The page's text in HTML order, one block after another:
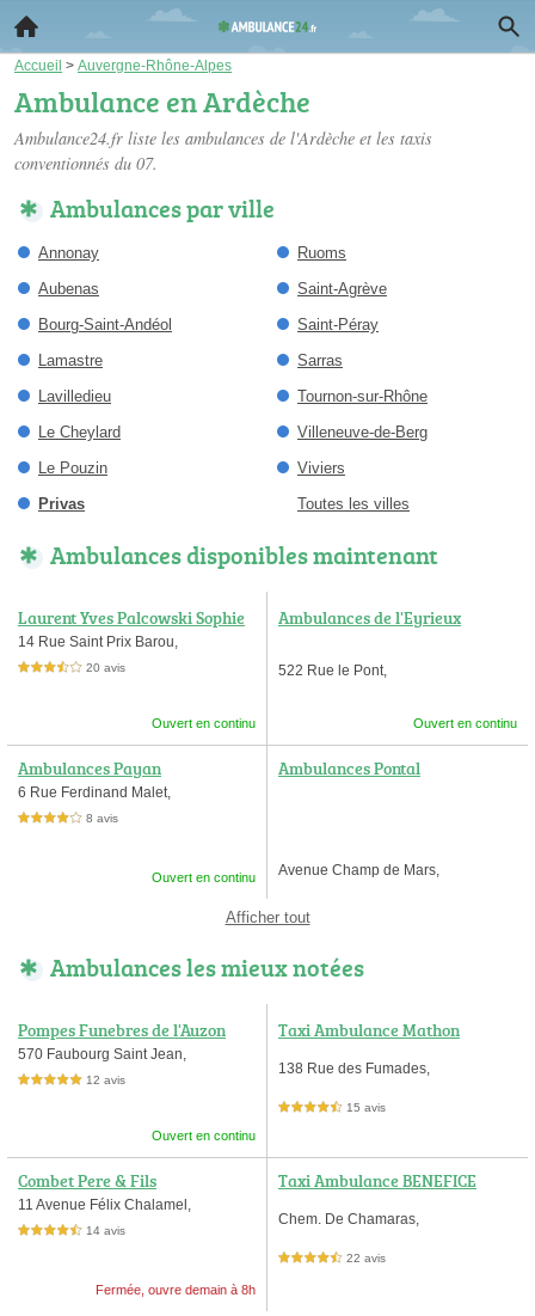
Accueil > Auvergne-Rhône-Alpes
Ambulance en Ardèche
Ambulance24.fr liste les ambulances de l'Ardèche et les taxis
conventionnés du 07.
Ambulances par ville
Annonay
Aubenas
Bourg-Saint-Andéol
Lamastre
Lavilledieu
Le Cheylard
Le Pouzin
Privas
Ruoms
Saint-Agrève
Saint-Péray
Sarras
Tournon-sur-Rhône
Villeneuve-de-Berg
Viviers
Toutes les villes
Ambulances disponibles maintenant
Laurent Yves Palcowski Sophie
14 Rue Saint Prix Barou,
3,5 étoiles sur 5 20 avis
Ouvert en continu
Ambulances de l'Eyrieux
522 Rue le Pont,
Ouvert en continu
Ambulances Payan
6 Rue Ferdinand Malet,
4,0 étoiles sur 5 8 avis
Ouvert en continu
Ambulances Pontal
Avenue Champ de Mars,
Afficher tout
Ambulances les mieux notées
Pompes Funebres de l'Auzon
570 Faubourg Saint Jean,
5,0 étoiles sur 5 12 avis
Ouvert en continu
Taxi Ambulance Mathon
138 Rue des Fumades,
4,5 étoiles sur 5 15 avis
Combet Pere & Fils
11 Avenue Félix Chalamel,
4,5 étoiles sur 5 14 avis
Fermée, ouvre demain à 8h
Taxi Ambulance BENEFICE
Chem. De Chamaras,
4,5 étoiles sur 5 22 avis